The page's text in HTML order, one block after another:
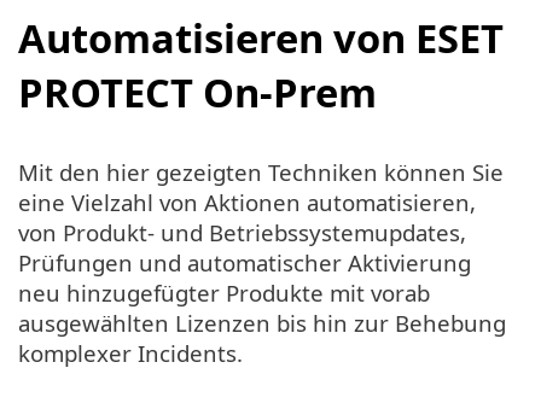
Automatisieren von ESET
PROTECT On-Prem
Mit den hier gezeigten Techniken können Sie
eine Vielzahl von Aktionen automatisieren,
von Produkt- und Betriebssystemupdates,
Prüfungen und automatischer Aktivierung
neu hinzugefügter Produkte mit vorab
ausgewählten Lizenzen bis hin zur Behebung
komplexer Incidents.